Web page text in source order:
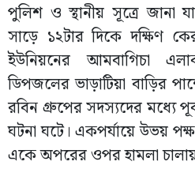
পুলিশ ও স্থানীয় সূত্রে জানা
সাড়ে ১২টার দিকে দক্ষিণ
ইউনিয়নের আমবাগিচা
ডিপজলের ভাড়াটিয়া বাড়ির
রবিন গ্রুপের সদস্যদের মধ্যে
ঘটনা ঘটে। একপর্যায়ে উভয়
একে অপরের ওপর হামলা